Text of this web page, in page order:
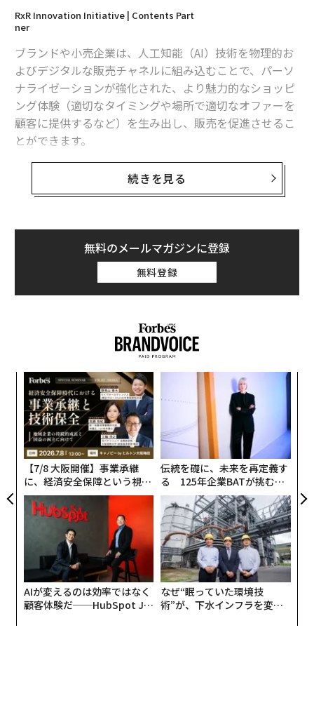
RxR Innovation Initiative | Contents Part
ner
ブランドや小売企業は、人工知能（AI）技術を物理的お
よびデジタルな販売チャネルに組み込むことで、パーソ
ナライゼーションが強化された、より魅力的なショッピ
ング体験（適切なタイミングや場所で適切なオファーを
顧客に提供するなど）を生み出し、販売を促進させるこ
とができます。
AIテクノロジーは、生産から顧客への最終配送まで、バ
リューチェーンとサプライチェーンのほぼすべての側面
本稿では、2030年までの市場成長予測や店舗や倉庫のオ
ペレーション、顧客体験への影響など、小売市場におけ
るAIの導入と応用について探っています。
AI技術は急速に進化しており、さまざまな分野や産業に
適用されるようになっています。AIを搭載した技術を店
頭や倉庫に取り入れ、さまざまな販売形態やマーケティ
ングチャネルで効率を高め、パーソナライゼーションを
強化することで、今後10年間の小売市場は大きな変化を
遂げる可能性があります。
Coresight Researchでは、図1に示すように、AI技術投入
によるグローバルな小売企業の収益は、2023年に85億ド
ル、2030年には386億ドルに拡大すると予測していま
す。
図1. AIが小売企業にもたらすグローバル収益予測（10億
米ドル）
続きを見る
無料のメールマガジンに登録
無料登録
【7/8 大阪開催】事業承継
に、経済安全保障という視点
が加わるとき──経営者が問
われる新たな判断軸
伝統を礎に、未来を再定義す
る 125年企業BATが挑むス
モークレスな未来
AIが変えるのは効率ではなく
顧客体験だ──HubSpot Ja
なぜ“眠っていた環境技
術”が、下水インフラを変え